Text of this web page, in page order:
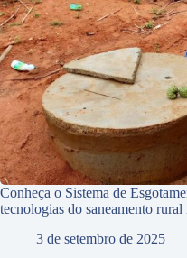
Conheça o Sistema de
tecnologias do saneamento
3 de setembro de 2025